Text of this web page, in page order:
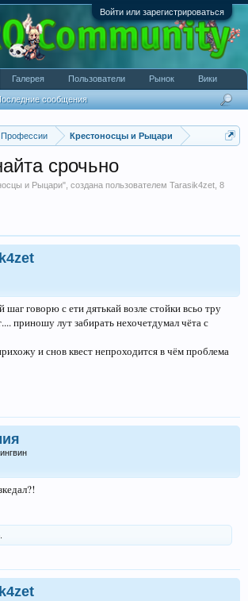
Войти или зарегистрироваться
Профессии Крестоносцы и Рыцари
срочьно
и Рыцари", создана пользователем Tarasik4zet 8
говорю с ети дятькай возле стойки всьо тру
приношу лут забирать нехочетдумал чёта с
и снов квест непроходится в чём проблема
сообщения
Галерея Пользователи Рынок Вики